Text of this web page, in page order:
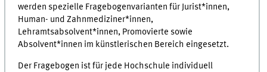
werden spezielle Fragebogenvarianten für Jurist*innen,
Human- und Zahnmediziner*innen,
Lehramtsabsolvent*innen, Promovierte sowie
Absolvent*innen im künstlerischen Bereich eingesetzt.
Der Fragebogen ist für jede Hochschule individuell